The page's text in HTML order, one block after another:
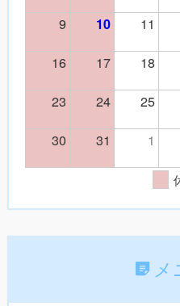
9
10 11
16
17 18
23
24 25
30
31 1
メ